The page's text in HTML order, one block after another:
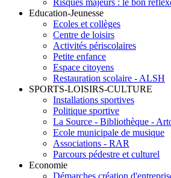
Risques majeurs : le bon
Education-Jeunesse
Ecoles et collèges
Centre de loisirs
Activités périscolaires
Petite enfance
Espace citoyens
Restauration scolaire - ALSH
SPORTS-LOISIRS-CULTURE
Installations sportives
Politique sportive
La Source - Bibliothèque -
Ecole municipale de musique
Associations - RAR
Parcours pédestre et culturel
Economie
Démarches création